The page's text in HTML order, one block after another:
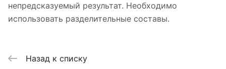
непредсказуемый результат. Необходимо
использовать разделительные составы.
Назад к списку